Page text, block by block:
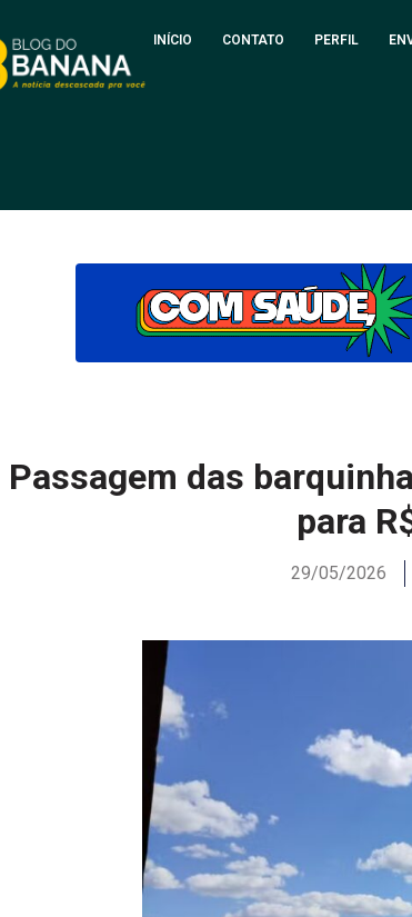
INÍCIO CONTATO PERFIL
Passagem das
para
29/05/2026